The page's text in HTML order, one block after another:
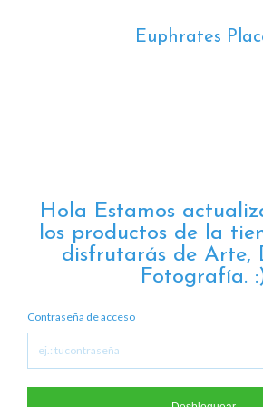
Euphrates
Hola Estamos
los productos de la
disfrutarás de Arte,
Fotografía.
Contraseña de acceso